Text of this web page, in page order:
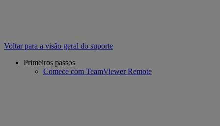
Voltar para a visão geral do suporte
Primeiros passos
Comece com TeamViewer Remote